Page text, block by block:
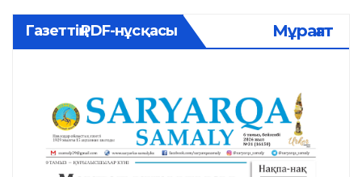
Газеттің PDF-нұсқасы Мұрағат